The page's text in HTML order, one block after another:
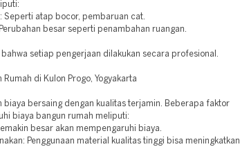
Seperti atap bocor, pembaruan cat.
besar seperti penambahan ruangan.
setiap pengerjaan dilakukan secara profesional.
Rumah di Kulon Progo, Yogyakarta
biaya bersaing dengan kualitas terjamin. Beberapa faktor
biaya bangun rumah meliputi:
besar akan mempengaruhi biaya.
Penggunaan material kualitas tinggi bisa meningkatkan